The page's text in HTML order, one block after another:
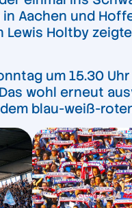
Aachen und
Holtby
um 15.30
wohl erneut
blau-weiß-